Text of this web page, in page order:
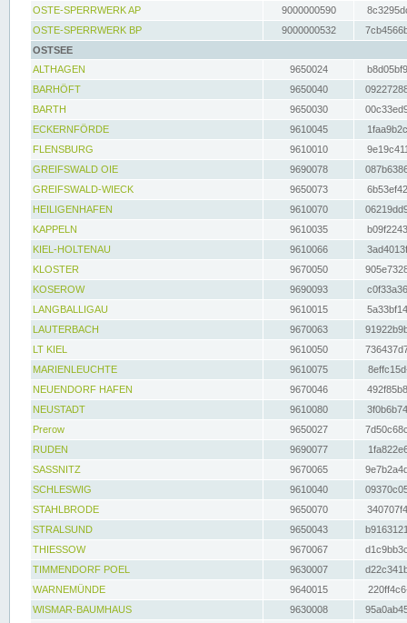
OSTE-SPERRWERK AP
9000000590
OSTE-SPERRWERK BP
9000000532
OSTSEE
ALTHAGEN
9650024
BARHÖFT
9650040
BARTH
9650030
ECKERNFÖRDE
9610045
FLENSBURG
9610010
GREIFSWALD OIE
9690078
GREIFSWALD-WIECK
9650073
HEILIGENHAFEN
9610070
KAPPELN
9610035
KIEL-HOLTENAU
9610066
KLOSTER
9670050
KOSEROW
9690093
LANGBALLIGAU
9610015
LAUTERBACH
9670063
LT KIEL
9610050
MARIENLEUCHTE
9610075
NEUENDORF HAFEN
9670046
NEUSTADT
9610080
Prerow
9650027
RUDEN
9690077
SASSNITZ
9670065
SCHLESWIG
9610040
STAHLBRODE
9650070
STRALSUND
9650043
THIESSOW
9670067
TIMMENDORF POEL
9630007
WARNEMÜNDE
9640015
WISMAR-BAUMHAUS
9630008